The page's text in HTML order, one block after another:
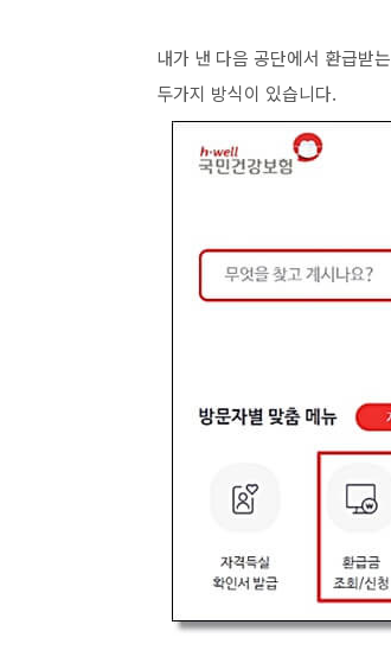
내가 낸 다음 공단에서 환급받는
두가지 방식이 있습니다.